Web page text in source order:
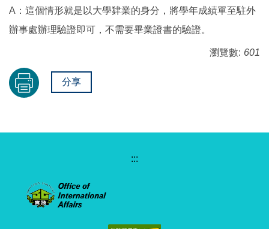
A：這個情形就是以大學肄業的身分，將學年成績單至駐外
辦事處辦理驗證即可，不需要畢業證書的驗證。
瀏覽數: 601
分享
:::